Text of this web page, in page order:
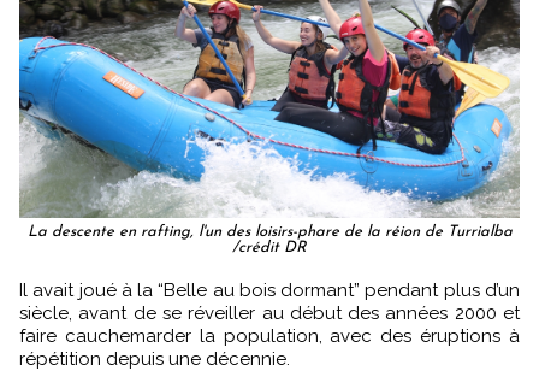
La descente en rafting, l'un des loisirs-phare de la réion de Turrialba
/crédit DR
Il avait joué à la “Belle au bois dormant” pendant plus d’un
siècle, avant de se réveiller au début des années 2000 et
faire cauchemarder la population, avec des éruptions à
répétition depuis une décennie.